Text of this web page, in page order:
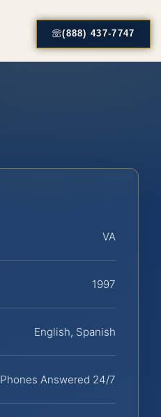
(888) 437-7747
VA
1997
English, Spanish
Phones Answered 24/7